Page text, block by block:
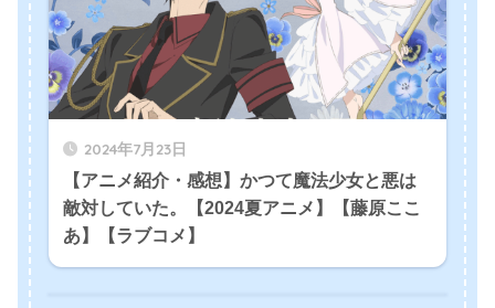
2024年7月23日
【アニメ紹介・感想】かつて魔法少女と悪は
敵対していた。【2024夏アニメ】【藤原ここ
あ】【ラブコメ】